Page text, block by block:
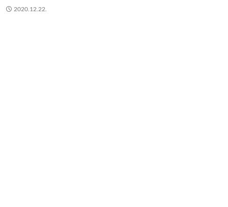
2020.12.22.